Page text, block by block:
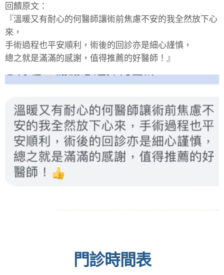
回饋原文：
『溫暖又有耐心的何醫師讓術前焦慮不安的我全然放下心
來，
手術過程也平安順利，術後的回診亦是細心謹慎，
總之就是滿滿的感謝，值得推薦的好醫師！』
門診時間表